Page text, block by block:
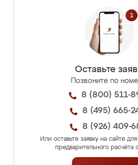
Оставьте
Позвоните по
8 (800) 511-
8 (495) 665-
8 (926) 409-
Или оставьте заявку на сайте
предварительного расчёта